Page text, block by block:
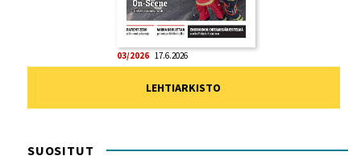
03/2026 17.6.2026
LEHTIARKISTO
SUOSITUT